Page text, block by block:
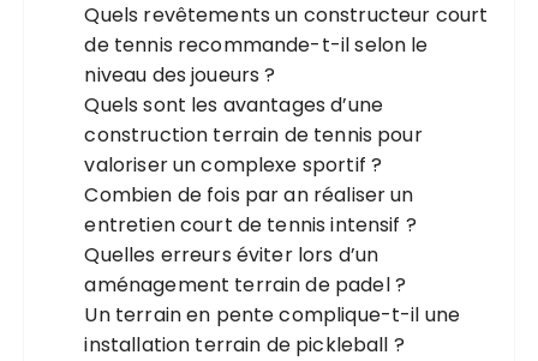
Quels revêtements un constructeur court
de tennis recommande-t-il selon le
niveau des joueurs ?
Quels sont les avantages d’une
construction terrain de tennis pour
valoriser un complexe sportif ?
Combien de fois par an réaliser un
entretien court de tennis intensif ?
Quelles erreurs éviter lors d’un
aménagement terrain de padel ?
Un terrain en pente complique-t-il une
installation terrain de pickleball ?